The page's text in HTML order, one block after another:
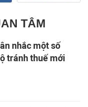
TÂM
nhắc một số
tránh thuế mới